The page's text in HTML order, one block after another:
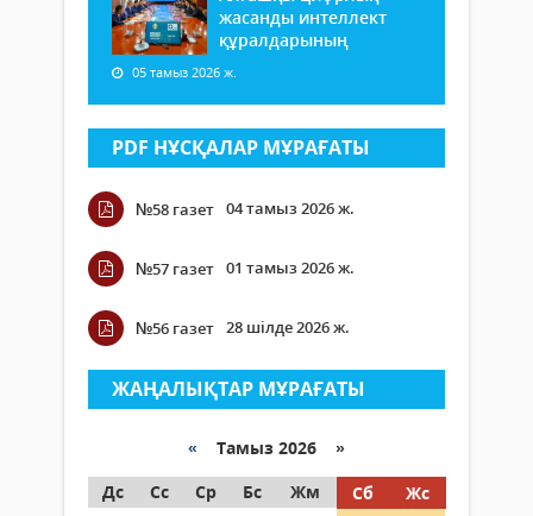
жасанды интеллект
құралдарының
05 тамыз 2026 ж.
PDF НҰСҚАЛАР МҰРАҒАТЫ
№58 газет 04 тамыз 2026 ж.
№57 газет 01 тамыз 2026 ж.
№56 газет 28 шілде 2026 ж.
ЖАҢАЛЫҚТАР МҰРАҒАТЫ
« Тамыз 2026 »
Дс
Сс Ср Бс Жм Сб
Жс